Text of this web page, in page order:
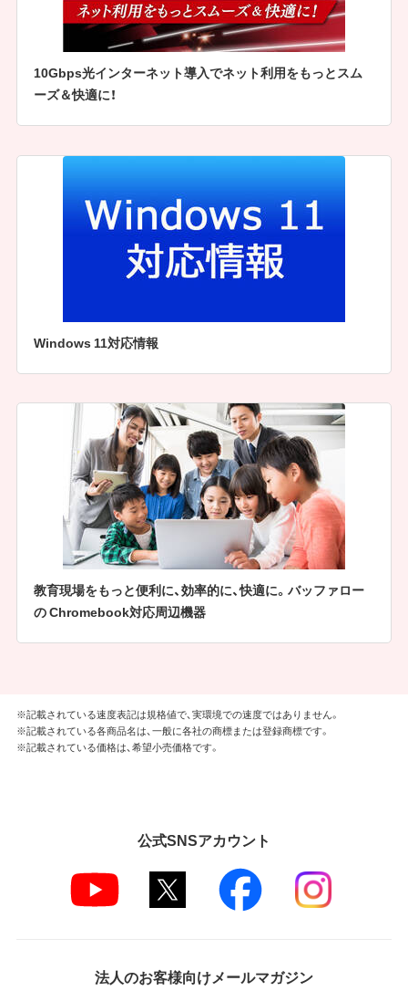
10Gbps光インターネット導入でネット利用をもっとスム
ーズ＆快適に！
Windows 11対応情報
教育現場をもっと便利に、効率的に、快適に。バッファロー
の Chromebook対応周辺機器
※記載されている速度表記は規格値で、実環境での速度ではありません。
※記載されている各商品名は、一般に各社の商標または登録商標です。
※記載されている価格は、希望小売価格です。
公式SNSアカウント
法人のお客様向けメールマガジン